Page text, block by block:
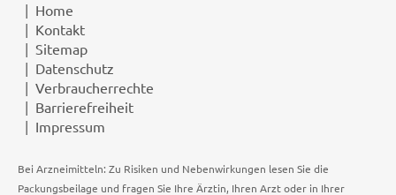
Home
Kontakt
Sitemap
Datenschutz
Verbraucherrechte
Barrierefreiheit
Impressum
Bei Arzneimitteln: Zu Risiken und Nebenwirkungen lesen Sie die
Packungsbeilage und fragen Sie Ihre Ärztin, Ihren Arzt oder in Ihrer